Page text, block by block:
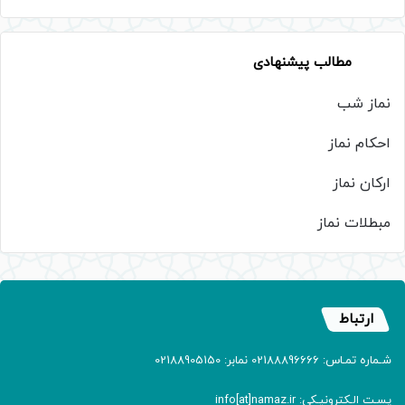
مطالب پیشنهادی
نماز شب
احکام نماز
ارکان نماز
مبطلات نماز
ارتباط
شـماره تمـاس: 02188896666 نمابر: 02188905150
پسـت الـکترونیـکی: info[at]namaz.ir